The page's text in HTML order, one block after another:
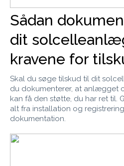
Sådan
dit
kravene for
Skal du søge tilskud til dit
du dokumenterer, at anlægget
kan få den støtte, du har ret til.
alt fra installation og
dokumentation.